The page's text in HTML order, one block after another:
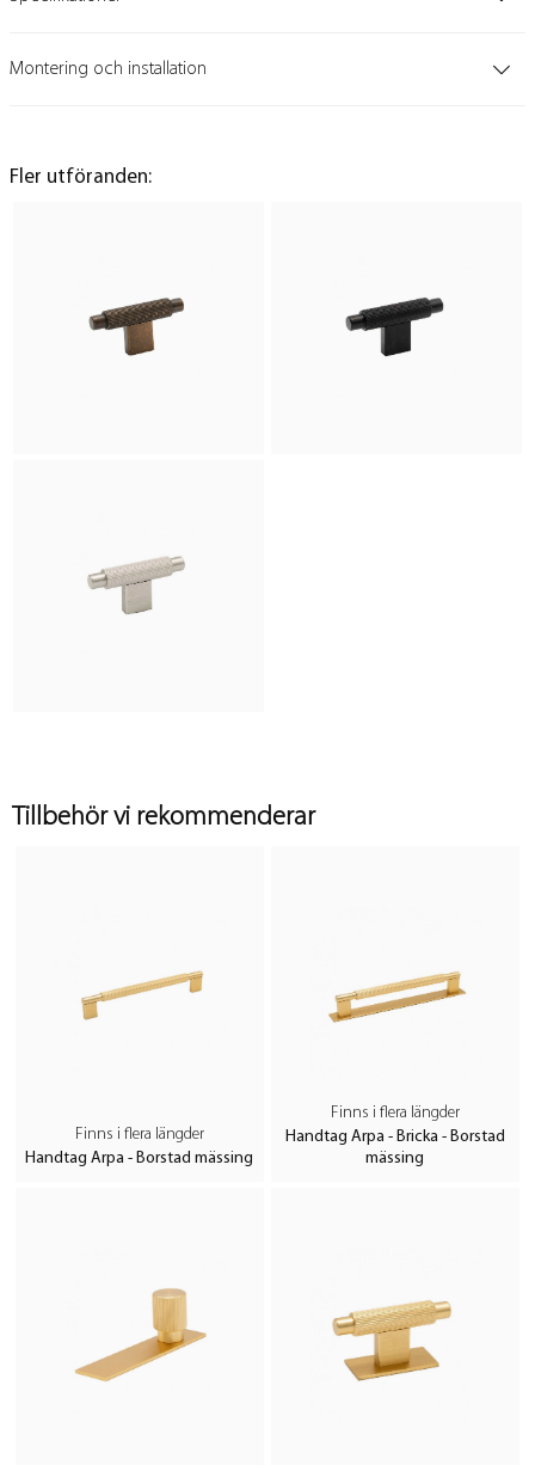
Montering och installation
Fler utföranden:
Tillbehör vi rekommenderar
Finns i flera längder
Handtag Arpa - Borstad mässing
Finns i flera längder
Handtag Arpa - Bricka - Borstad
mässing